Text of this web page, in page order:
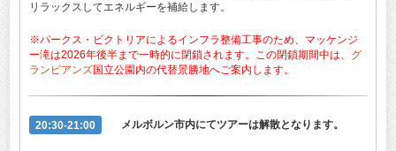
リラックスしてエネルギーを補給します。
※パークス・ビクトリアによるインフラ整備工事のため、マッケンジ
ー滝は2026年後半まで一時的に閉鎖されます。この閉鎖期間中は、 グ
ランピアンズ国立公園内の代替景勝地へご案内します。
20:30-21:00 メルボルン市内にてツアーは解散となります。